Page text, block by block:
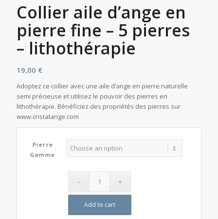
Collier aile d’ange en
pierre fine – 5 pierres
– lithothérapie
19,00 €
Adoptez ce collier avec une aile d’ange en pierre naturelle
semi précieuse et utilisez le pouvoir des pierres en
lithothérapie. Bénéficiez des propriétés des pierres sur
www.cristalange.com
Pierre
Gemme
Add to cart